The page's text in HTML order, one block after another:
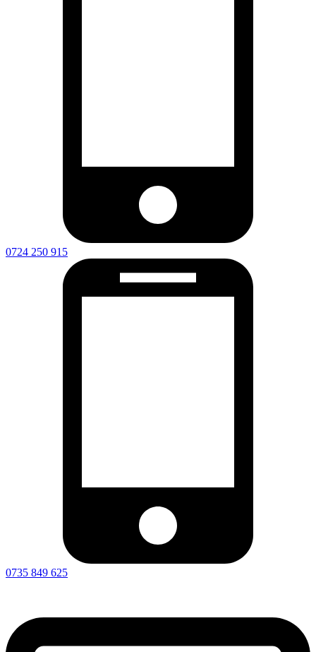
0724 250 915
0735 849 625